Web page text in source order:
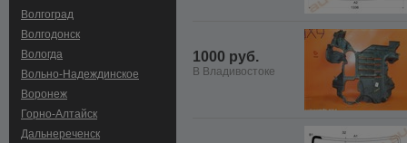
Волгоград
Волгодонск
Вологда
Вольно-Hадеждинское
Воронеж
Горно-Алтайск
Дальнереченск
1000 руб.
В Владивостоке